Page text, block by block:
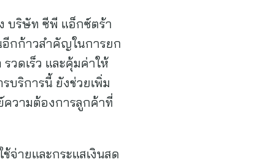
บริษัท ซีพี แอ็กซ์ตร้า
อีกก้าวสำคัญในการยก
วดเร็ว และคุ้มค่าให้
บริการนี้ ยังช่วยเพิ่ม
ความต้องการลูกค้าที่
จ่ายและกระแสเงินสด